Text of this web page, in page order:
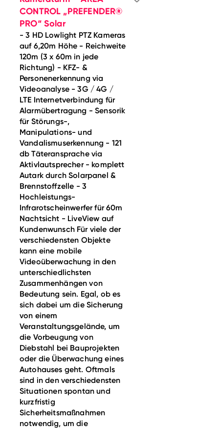
CONTROL „PREFENDER®
PRO“ Solar
- 3 HD Lowlight PTZ Kameras
auf 6,20m Höhe - Reichweite
120m (3 x 60m in jede
Richtung) - KFZ- &
Personenerkennung via
Videoanalyse - 3G ​/​ 4G ​/​
LTE Internetverbindung für
Alarmübertragung - Sensorik
für Störungs-,
Manipulations- und
Vandalismuserkennung - 121
db Täteransprache via
Aktivlautsprecher - komplett
Autark durch Solarpanel &
Brennstoffzelle - 3
Hochleistungs-
Infrarotscheinwerfer für 60m
Nachtsicht - LiveView auf
Kundenwunsch Für viele der
verschiedensten Objekte
kann eine mobile
Videoüberwachung in den
unterschiedlichsten
Zusammenhängen von
Bedeutung sein. Egal, ob es
sich dabei um die Sicherung
von einem
Veranstaltungsgelände, um
die Vorbeugung von
Diebstahl bei Bauprojekten
oder die Überwachung eines
Autohauses geht. Oftmals
sind in den verschiedensten
Situationen spontan und
kurzfristig
Sicherheitsmaßnahmen
notwendig, um die